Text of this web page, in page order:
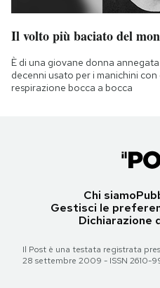
Il volto più baciato del
È di una giovane donna
decenni usato per i manichini con
respirazione bocca a bocca
Chi siamo
Gestisci le
Dichiarazione
Il Post è una testata registrata
28 settembre 2009 - ISSN 2610-